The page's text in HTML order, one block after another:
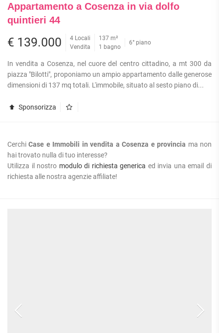
Appartamento a Cosenza in via dolfo
quintieri 44
€ 139.000
4 Locali
Vendita
137 m²
1 bagno
6° piano
In vendita a Cosenza, nel cuore del centro cittadino, a mt 300 da
piazza "Bilotti", proponiamo un ampio appartamento dalle generose
dimensioni di 137 mq totali. L'immobile, situato al sesto piano di...
Sponsorizza
CerchiCase e Immobili in vendita a Cosenza e provincia ma non
hai trovato nulla di tuo interesse?
Utilizza il nostro modulo di richiesta generica ed invia una email di
richiesta alle nostra agenzie affiliate!